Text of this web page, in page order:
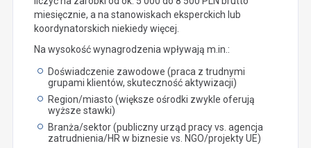
miesięcznie, a na stanowiskach eksperckich lub
koordynatorskich niekiedy więcej.
Na wysokość wynagrodzenia wpływają m.in.:
Doświadczenie zawodowe (praca z trudnymi
grupami klientów, skuteczność aktywizacji)
Region/miasto (większe ośrodki zwykle oferują
wyższe stawki)
Branża/sektor (publiczny urząd pracy vs. agencja
zatrudnienia/HR w biznesie vs. NGO/projekty UE)